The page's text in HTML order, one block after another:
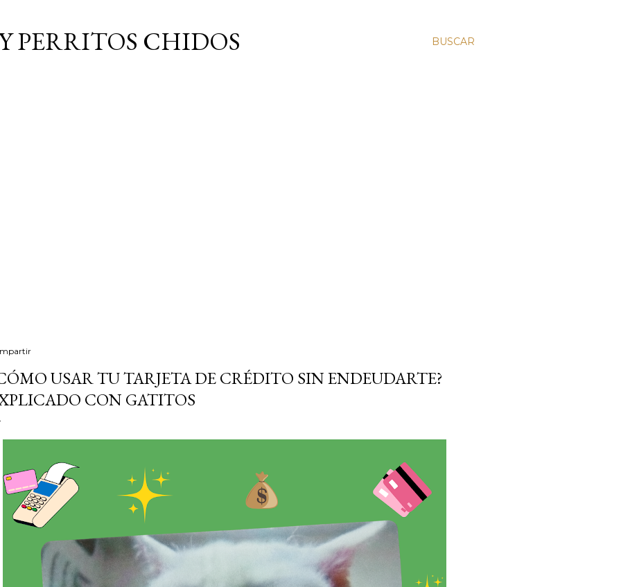
BUSCAR
PERRITOS CHIDOS
USAR TU TARJETA DE CRÉDITO SIN ENDEUDARTE?
CON GATITOS